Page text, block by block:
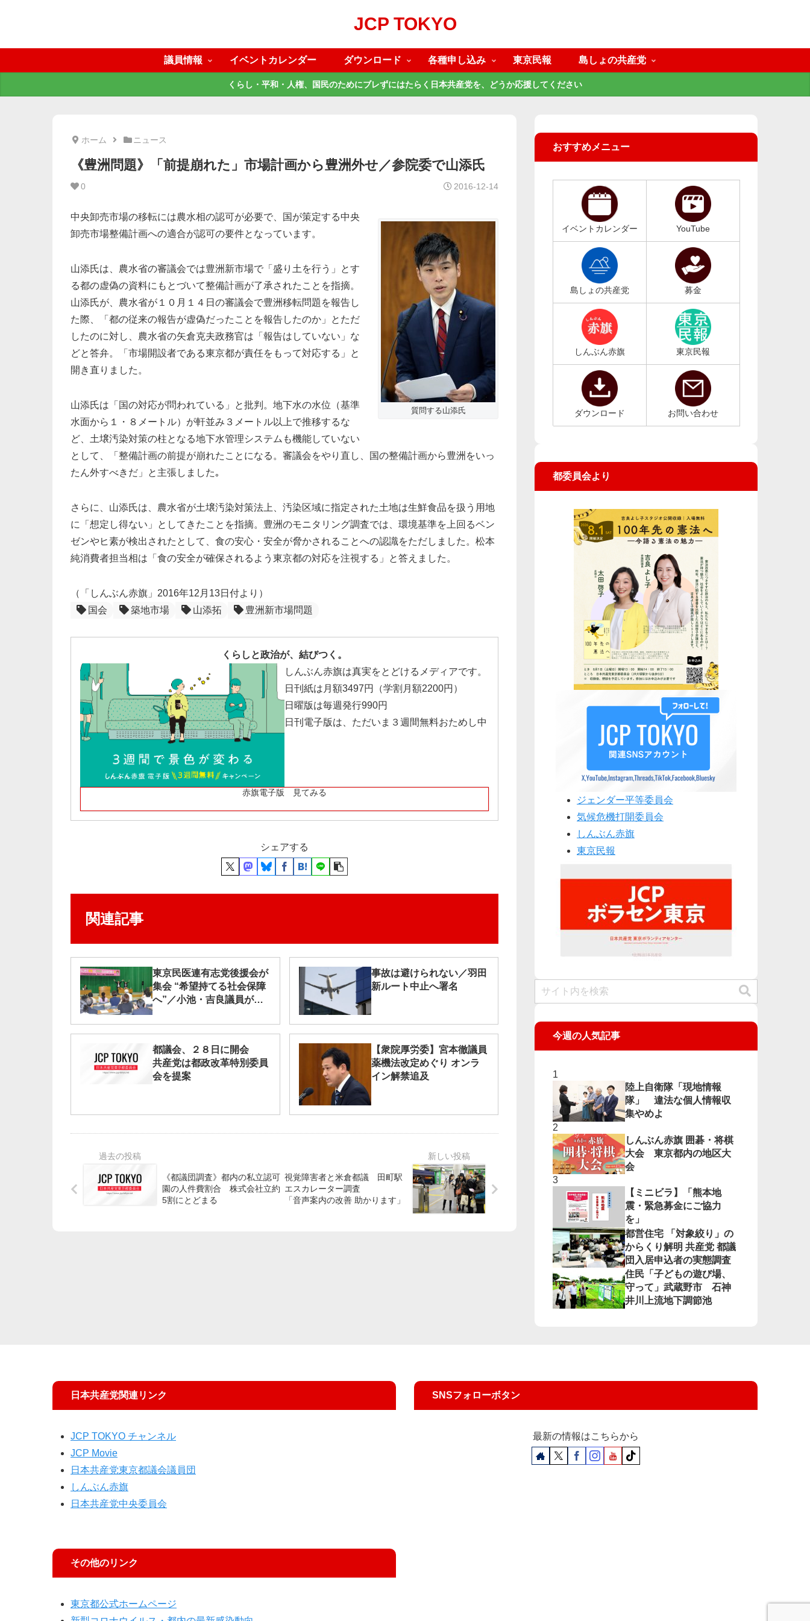
JCP TOKYO
議員情報 イベントカレンダー ダウンロード 各種申し込み 東京民報 島しょの共産党
くらし・平和・人権、国民のためにブレずにはたらく日本共産党を、どうか応援してください
ホーム ニュース
《豊洲問題》「前提崩れた」市場計画から豊洲外せ／参院委で山添氏
0 2016-12-14
質問する山添氏
中央卸売市場の移転には農水相の認可が必要で、国が策定する中央
卸売市場整備計画への適合が認可の要件となっています。
山添氏は、農水省の審議会では豊洲新市場で「盛り土を行う」とす
る都の虚偽の資料にもとづいて整備計画が了承されたことを指摘。
山添氏が、農水省が１０月１４日の審議会で豊洲移転問題を報告し
た際、「都の従来の報告が虚偽だったことを報告したのか」とただ
したのに対し、農水省の矢倉克夫政務官は「報告はしていない」な
どと答弁。「市場開設者である東京都が責任をもって対応する」と
開き直りました。
山添氏は「国の対応が問われている」と批判。地下水の水位（基準
水面から１・８メートル）が軒並み３メートル以上で推移するな
ど、土壌汚染対策の柱となる地下水管理システムも機能していない
として、「整備計画の前提が崩れたことになる。審議会をやり直し、国の整備計画から豊洲をいっ
たん外すべきだ」と主張しました｡
さらに、山添氏は、農水省が土壌汚染対策法上、汚染区域に指定された土地は生鮮食品を扱う用地
に「想定し得ない」としてきたことを指摘。豊洲のモニタリング調査では、環境基準を上回るベン
ゼンやヒ素が検出されたとして、食の安心・安全が脅かされることへの認識をただしました。松本
純消費者担当相は「食の安全が確保されるよう東京都の対応を注視する」と答えました。
（「しんぶん赤旗」2016年12月13日付より）
国会
築地市場 山添拓 豊洲新市場問題
くらしと政治が、結びつく。
しんぶん赤旗は真実をとどけるメディアです。
日刊紙は月額3497円（学割月額2200円）
日曜版は毎週発行990円
日刊電子版は、ただいま３週間無料おためし中
赤旗電子版 見てみる
シェアする
関連記事
東京民医連有志党後援会が
集会 “希望持てる社会保障
へ”／小池・吉良議員が出
事故は避けられない／羽田
新ルート中止へ署名
都議会、２８日に開会
共産党は都政改革特別委員
会を提案
【衆院厚労委】宮本徹議員
薬機法改定めぐり オンラ
イン解禁追及
《都議団調査》都内の私立認可
園の人件費割合 株式会社立約
5割にとどまる
視覚障害者と米倉都議 田町駅
エスカレーター調査
「音声案内の改善 助かります」
おすすめメニュー
イベントカレンダー YouTube
島しょの共産党 募金
しんぶん赤旗 東京民報
ダウンロード お問い合わせ
都委員会より
ジェンダー平等委員会
気候危機打開委員会
しんぶん赤旗
東京民報
今週の人気記事
陸上自衛隊「現地情報
隊」 違法な個人情報収
集やめよ
しんぶん赤旗 囲碁・将棋
大会 東京都内の地区大
会
【ミニビラ】「熊本地
震・緊急募金にご協力
を」
都営住宅 「対象絞り」の
からくり解明 共産党 都議
団入居申込者の実態調査
住民「子どもの遊び場、
守って」武蔵野市 石神
井川上流地下調節池
日本共産党関連リンク
JCP TOKYO チャンネル
JCP Movie
日本共産党東京都議会議員団
しんぶん赤旗
日本共産党中央委員会
その他のリンク
東京都公式ホームページ
SNSフォローボタン
最新の情報はこちらから